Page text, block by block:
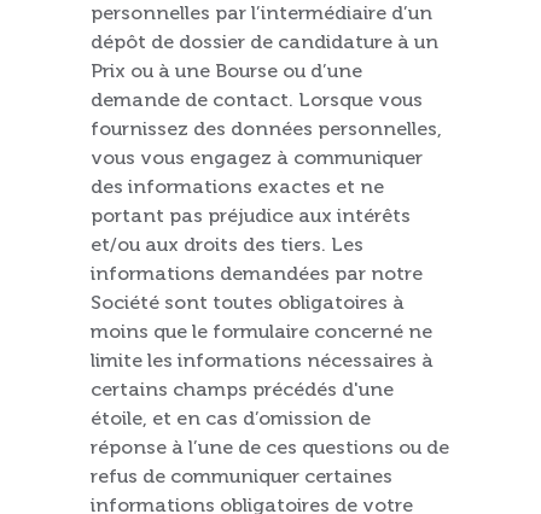
personnelles par l’intermédiaire d’un
dépôt de dossier de candidature à un
Prix ou à une Bourse ou d’une
demande de contact. Lorsque vous
fournissez des données personnelles,
vous vous engagez à communiquer
des informations exactes et ne
portant pas préjudice aux intérêts
et/ou aux droits des tiers. Les
informations demandées par notre
Société sont toutes obligatoires à
moins que le formulaire concerné ne
limite les informations nécessaires à
certains champs précédés d'une
étoile, et en cas d’omission de
réponse à l’une de ces questions ou de
refus de communiquer certaines
informations obligatoires de votre